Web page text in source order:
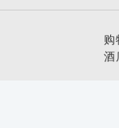
购
酒